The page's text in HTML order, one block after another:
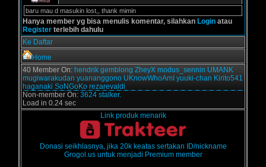
baru mau d masukin lost,, thank mimin
Hanya member yg bisa menulis komentar, silahkan Login atau
Register terlebih dahulu
Ke Daftar
Home
40 Member On: hendrik gemblong ZheyX modus_sennin UMANK
mugiwarakudan yuananggono UKnowWhoAmI yuuki-chan Kirito541
haganaki SoNGoKo rezarevaldi
Non-member On: 3624 stalker.
Load in 0.24 sec
Link produk menarik
Donasi seikhlasnya, jika 20k keatas sertakan ID/nickname
Grogol.us untuk menjadi Premium member